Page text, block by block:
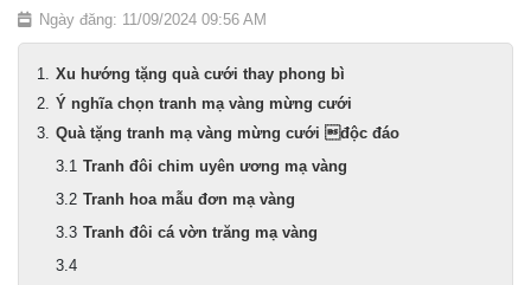
Ngày đăng: 11/09/2024 09:56 AM
Xu hướng tặng quà cưới thay phong bì
Ý nghĩa chọn tranh mạ vàng mừng cưới
Quà tặng tranh mạ vàng mừng cưới độc đáo
Tranh đôi chim uyên ương mạ vàng
Tranh hoa mẫu đơn mạ vàng
Tranh đôi cá vờn trăng mạ vàng